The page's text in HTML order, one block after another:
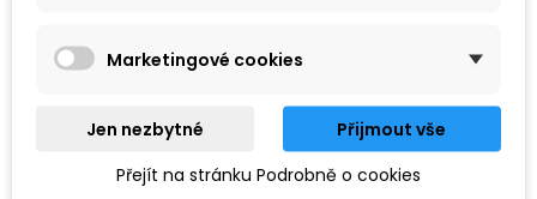
Marketingové cookies
Jen nezbytné
Přijmout vše
Přejít na stránku Podrobně o cookies